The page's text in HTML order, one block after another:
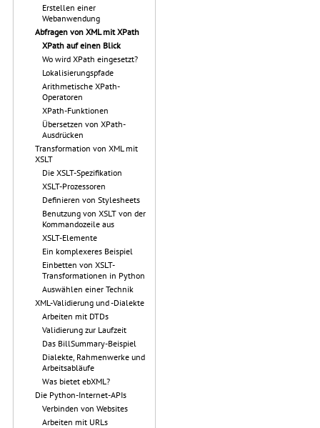
Erstellen einer
Webanwendung
Abfragen von XML mit XPath
XPath auf einen Blick
Wo wird XPath eingesetzt?
Lokalisierungspfade
Arithmetische XPath-
Operatoren
XPath-Funktionen
Übersetzen von XPath-
Ausdrücken
Transformation von XML mit
XSLT
Die XSLT-Spezifikation
XSLT-Prozessoren
Definieren von Stylesheets
Benutzung von XSLT von der
Kommandozeile aus
XSLT-Elemente
Ein komplexeres Beispiel
Einbetten von XSLT-
Transformationen in Python
Auswählen einer Technik
XML-Validierung und -Dialekte
Arbeiten mit DTDs
Validierung zur Laufzeit
Das BillSummary-Beispiel
Dialekte, Rahmenwerke und
Arbeitsabläufe
Was bietet ebXML?
Die Python-Internet-APIs
Verbinden von Websites
Arbeiten mit URLs